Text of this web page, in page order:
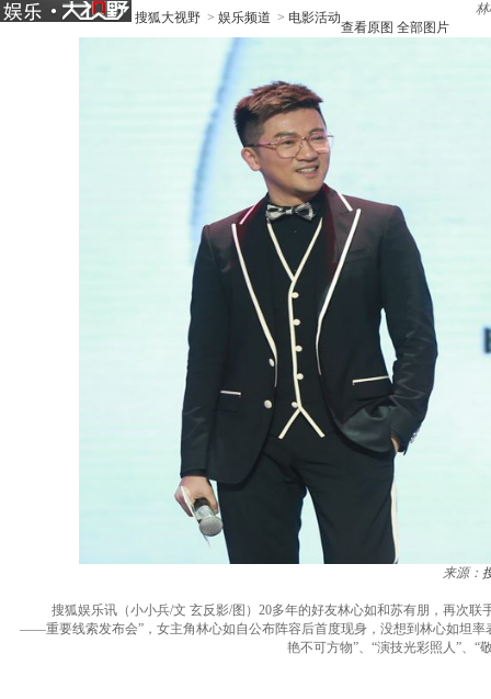
搜狐大视野 > 娱乐频道 > 电影活动
查看原图 全部图片
来源：
搜狐娱乐讯（小小兵/文 玄反影/图）20多年的好友林心如和苏有朋，再次联
——重要线索发布会”，女主角林心如自公布阵容后首度现身，没想到林心如坦
艳不可方物”、“演技光彩照人”、“